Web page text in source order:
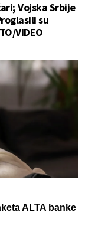
Vojska Srbije
su
VIDEO
ALTA banke